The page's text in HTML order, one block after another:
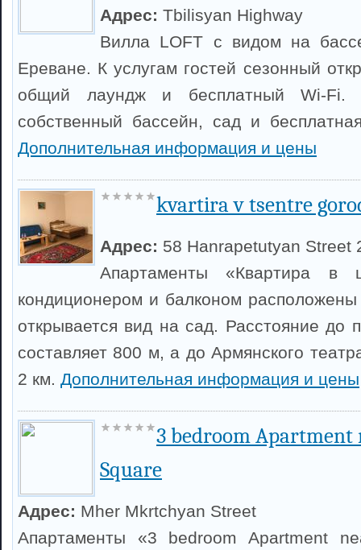
Адрес: Tbilisyan Highway
Вилла LOFT с видом на
Ереване. К услугам гостей сезонный
общий лаундж и бесплатный Wi-Fi.
собственный бассейн, сад и
Дополнительная информация и цены
kvartira v tsentre
Адрес: 58 Hanrapetutyan Street
Апартаменты «Квартира в
кондиционером и балконом
открывается вид на сад. Расстояние до
составляет 800 м, а до Армянского
2 км. Дополнительная информация и цены
3 bedroom Apartment
Square
Адрес: Mher Mkrtchyan Street
Апартаменты «3 bedroom Apartment